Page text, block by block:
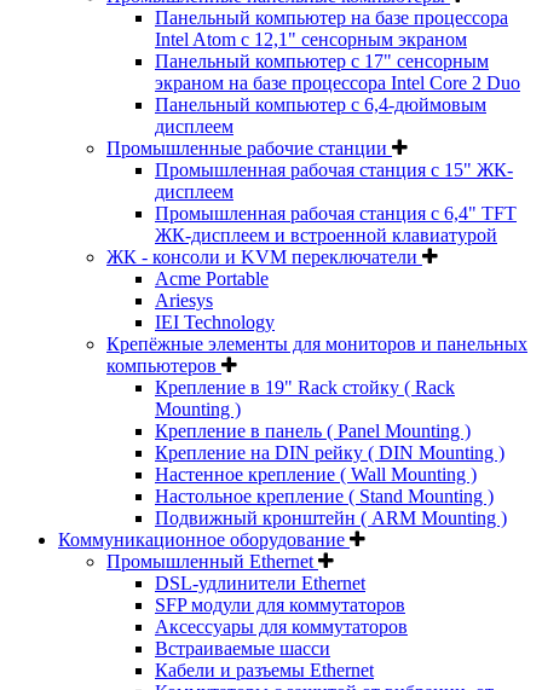
Панельный компьютер на базе процессора
Intel Atom с 12,1" сенсорным экраном
Панельный компьютер с 17" сенсорным
экраном на базе процессора Intel Core 2 Duo
Панельный компьютер с 6,4-дюймовым
дисплеем
Промышленные рабочие станции
Промышленная рабочая станция с 15" ЖК-
дисплеем
Промышленная рабочая станция с 6,4" TFT
ЖК-дисплеем и встроенной клавиатурой
ЖК - консоли и KVM переключатели
Acme Portable
Ariesys
IEI Technology
Крепёжные элементы для мониторов и панельных
компьютеров
Крепление в 19" Rack стойку ( Rack
Mounting )
Крепление в панель ( Panel Mounting )
Крепление на DIN рейку ( DIN Mounting )
Настенное крепление ( Wall Mounting )
Настольное крепление ( Stand Mounting )
Подвижный кронштейн ( ARM Mounting )
Коммуникационное оборудование
Промышленный Ethernet
DSL-удлинители Ethernet
SFP модули для коммутаторов
Аксессуары для коммутаторов
Встраиваемые шасси
Кабели и разъемы Ethernet